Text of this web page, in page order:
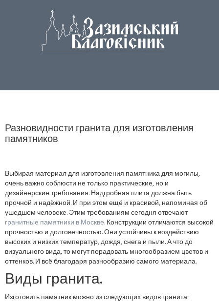
Разновидности гранита для изготовления
памятников
Выбирая материал для изготовления памятника для могилы,
очень важно соблюсти не только практические, но и
дизайнерские требования. Надгробная плита должна быть
прочной и надёжной. И при этом ещё и красивой, напоминая об
ушедшем человеке. Этим требованиям сегодня отвечают
гранитные памятники в Москве. Конструкции отличаются высокой
прочностью и долговечностью. Они устойчивы к воздействию
высоких и низких температур, дождя, снега и пыли. А что до
визуального вида, то могут порадовать многообразием цветов и
оттенков. И всё благодаря разнообразию самого материала.
Виды гранита.
Изготовить памятник можно из следующих видов гранита: